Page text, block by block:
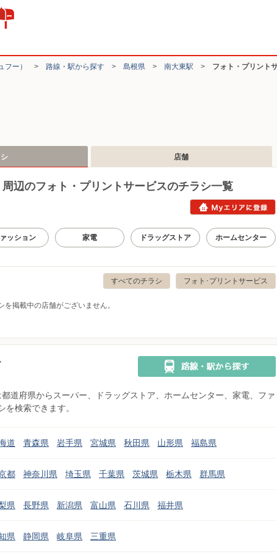
ー） > 路線・駅から探す > 島根県 > 南大東駅 > フォト・プリント
店舗
辺のフォト・プリントサービスのチラシ一覧
ッション 家電 ドラッグストア ホームセンター
フォト･プリントサービス
すべてのチラシ
掲載中の店舗がございません。
道府県からスーパー、ドラッグストア、ホームセンター、家電、ファ
を検索できます。
道 青森県 岩手県 宮城県 秋田県 山形県 福島県
都 神奈川県 埼玉県 千葉県 茨城県 栃木県 群馬県
県 長野県 新潟県 富山県 石川県 福井県
県 静岡県 岐阜県 三重県